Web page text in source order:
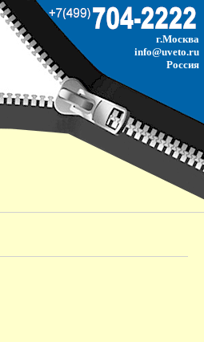
г.Москва
info@uveto.ru
Россия